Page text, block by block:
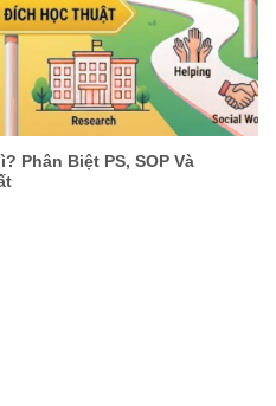
Phân Biệt PS, SOP Và